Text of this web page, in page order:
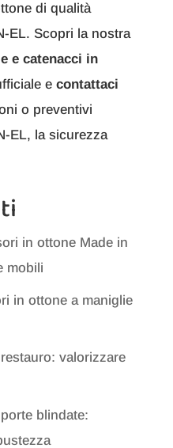
di qualità
EL. Scopri la nostra
e catenacci in
e contattaci
o preventivi
EL, la sicurezza
in ottone Made in
mobili
in ottone a maniglie
valorizzare
blindate: